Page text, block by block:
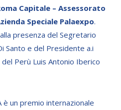
Capitale – Assessorato
Speciale Palaexpo.
presenza del Segretario
Santo e del Presidente a.i
del Perù Luis Antonio Iberico
è un premio internazionale